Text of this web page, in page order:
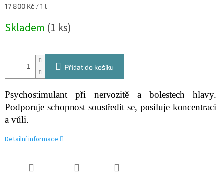
Měrná
17 800 Kč / 1 l
Skladem (1 ks)
Přidat do košíku
Psychostimulant při nervozitě a bolestech hlavy.
Podporuje schopnost soustředit se, posiluje koncentraci
a vůli.
Detailní informace